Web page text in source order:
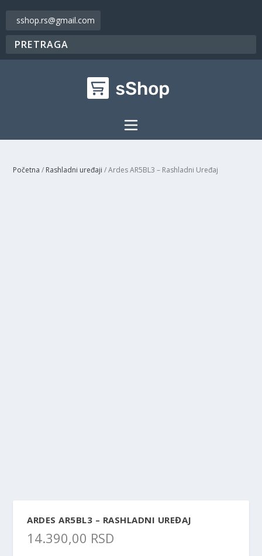
sshop.rs@gmail.com
Početna / Rashladni uređaji / Ardes AR5BL3 – Rashladni Uređaj
ARDES AR5BL3 – RASHLADNI UREĐAJ
14.390,00 RSD